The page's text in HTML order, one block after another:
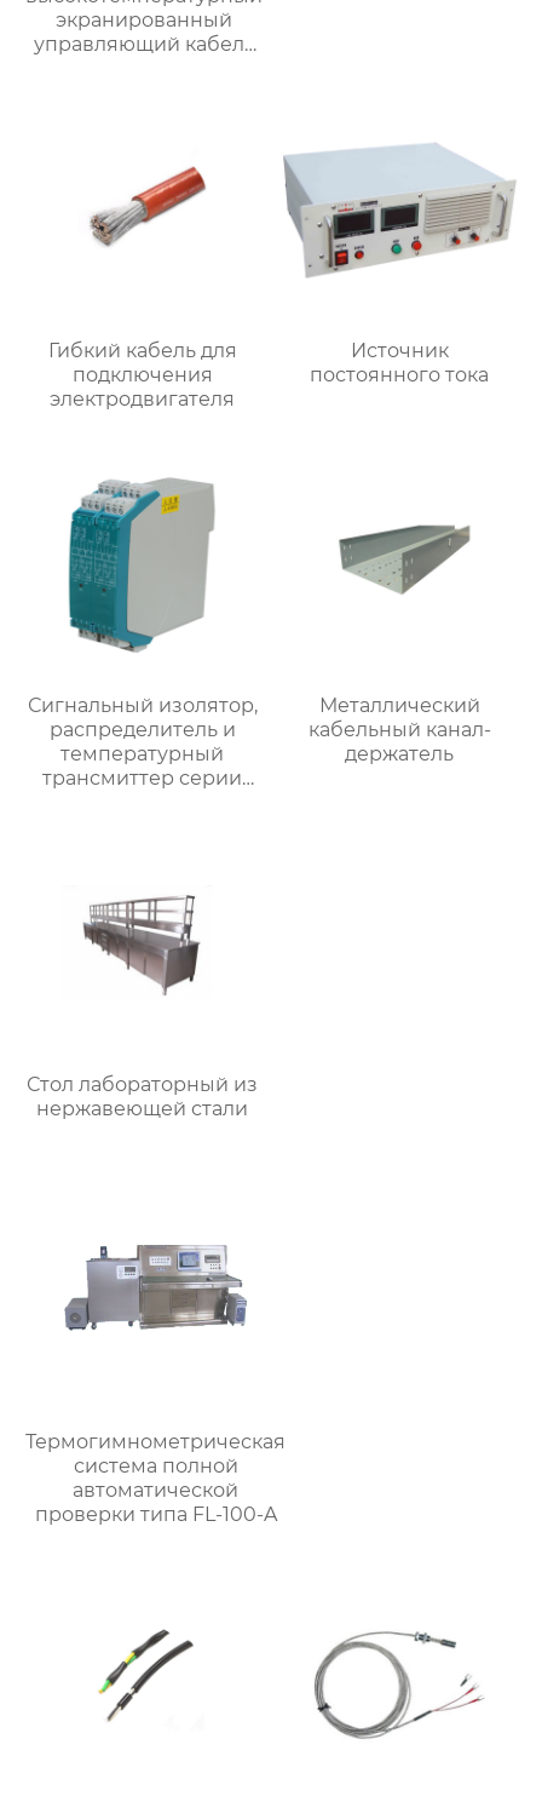
экранированный
управляющий кабель
Гибкий кабель для
подключения
электродвигателя
Источник
постоянного тока
Сигнальный изолятор,
распределитель и
температурный
трансмиттер серии
Металлический
кабельный канал-
держатель
Стол лабораторный из
нержавеющей стали
Термогимнометрическая
система полной
автоматической
проверки типа FL-100-A